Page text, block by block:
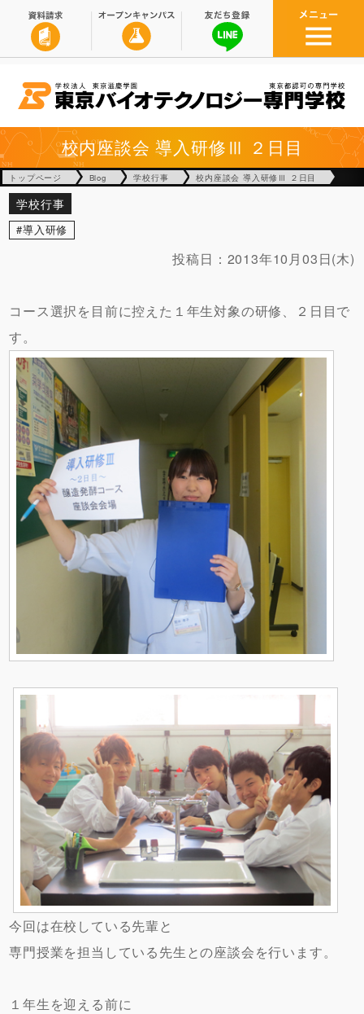
校内座談会 導入研修Ⅲ ２日目
トップページ Blog 学校行事 校内座談会 導入研修Ⅲ ２日目
学校行事
導入研修
投稿日： 2013年10月03日(木)
コース選択を目前に控えた１年生対象の研修、２日目で
す。
今回は在校している先輩と
専門授業を担当している先生との座談会を行います。
１年生を迎える前に